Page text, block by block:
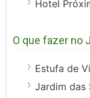
Hotel
O que fazer no
Estufa de
Jardim das